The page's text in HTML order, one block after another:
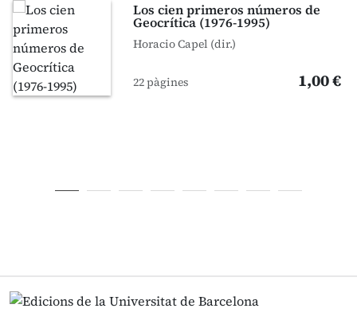
Los cien primeros números de
Geocrítica (1976-1995)
Horacio Capel (dir.)
22 pàgines 1,00 €